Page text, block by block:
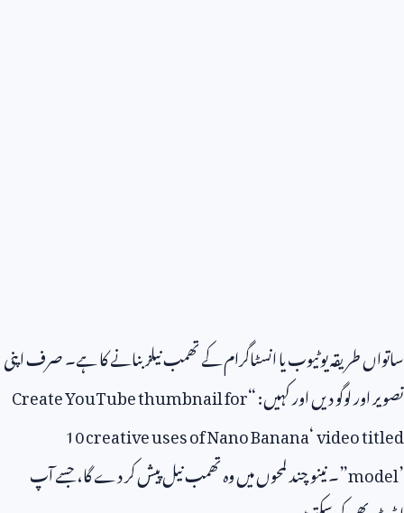
ساتواں طریقہ یوٹیوب یا انسٹاگرام کے تھمب نیلز بنانے کا ہے۔ صرف اپنی
تصویر اور لوگو دیں اور کہیں: “Create YouTube thumbnail for
video titled
‘
10 creative uses of Nano Banana
model’”۔ نینو چند لمحوں میں وہ تھمب نیل پیش کر دے گا، جسے آپ